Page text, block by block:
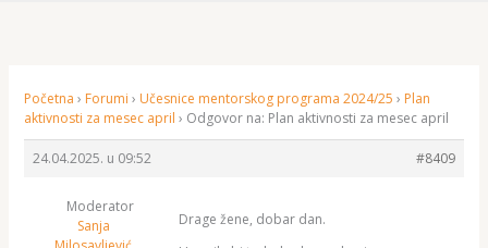
Početna › Forumi › Učesnice mentorskog programa 2024/25 › Plan
aktivnosti za mesec april › Odgovor na: Plan aktivnosti za mesec april
24.04.2025. u 09:52 #8409
Moderator
Sanja
Drage žene, dobar dan.